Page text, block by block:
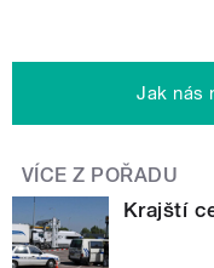
Jak nás
VÍCE Z POŘADU
Krajští